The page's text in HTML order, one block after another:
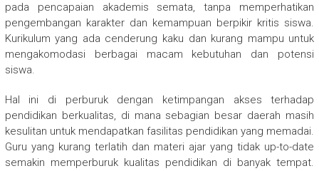
pada pencapaian akademis semata, tanpa memperhatikan
pengembangan karakter dan kemampuan berpikir kritis siswa.
Kurikulum yang ada cenderung kaku dan kurang mampu untuk
mengakomodasi berbagai macam kebutuhan dan potensi
siswa.
Hal ini di perburuk dengan ketimpangan akses terhadap
pendidikan berkualitas, di mana sebagian besar daerah masih
kesulitan untuk mendapatkan fasilitas pendidikan yang memadai.
Guru yang kurang terlatih dan materi ajar yang tidak up-to-date
semakin memperburuk kualitas pendidikan di banyak tempat.